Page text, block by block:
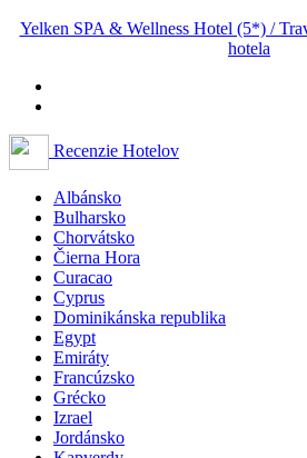
Yelken SPA & Wellness Hotel (5*) /
hotela
Recenzie Hotelov
Albánsko
Bulharsko
Chorvátsko
Čierna Hora
Curacao
Cyprus
Dominikánska republika
Egypt
Emiráty
Francúzsko
Grécko
Izrael
Jordánsko